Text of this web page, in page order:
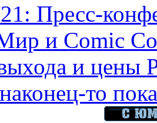
Пресс-
и Comic
и цены
то